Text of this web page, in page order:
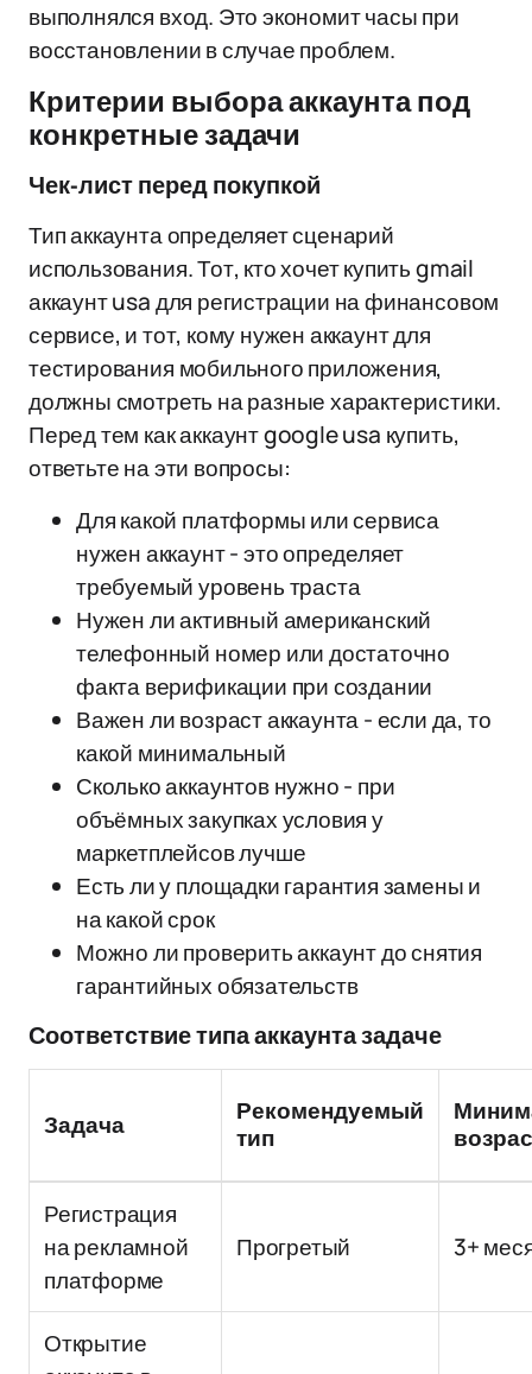
выполнялся вход. Это экономит часы при
восстановлении в случае проблем.
Критерии выбора аккаунта под
конкретные задачи
Чек-лист перед покупкой
Тип аккаунта определяет сценарий
использования. Тот, кто хочет купить gmail
аккаунт usa для регистрации на финансовом
сервисе, и тот, кому нужен аккаунт для
тестирования мобильного приложения,
должны смотреть на разные характеристики.
Перед тем как аккаунт google usa купить,
ответьте на эти вопросы:
Для какой платформы или сервиса
нужен аккаунт - это определяет
требуемый уровень траста
Нужен ли активный американский
телефонный номер или достаточно
факта верификации при создании
Важен ли возраст аккаунта - если да, то
какой минимальный
Сколько аккаунтов нужно - при
объёмных закупках условия у
маркетплейсов лучше
Есть ли у площадки гарантия замены и
на какой срок
Можно ли проверить аккаунт до снятия
гарантийных обязательств
Соответствие типа аккаунта задаче
Задача
Рекомендуемый
тип
Регистрация
на рекламной
платформе
Прогретый 3+
Открытие